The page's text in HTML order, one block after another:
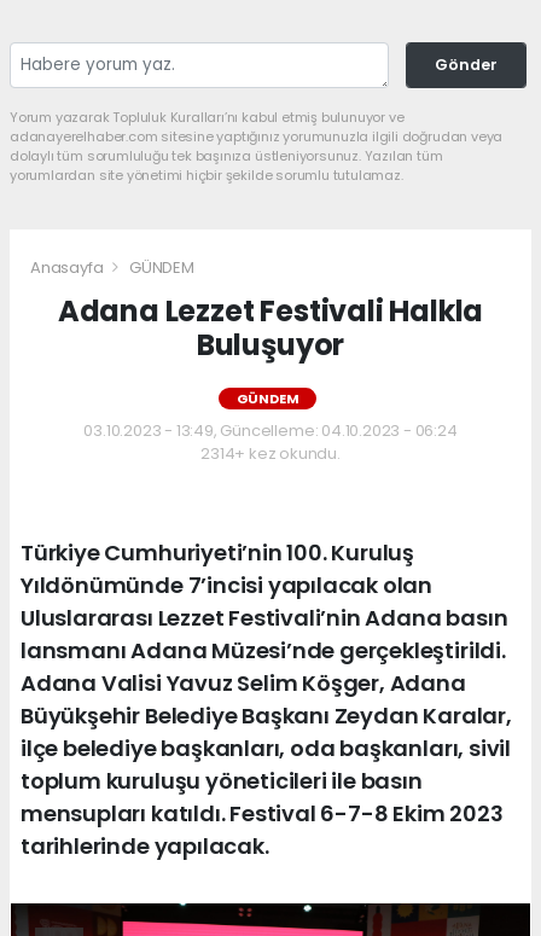
Gönder
Yorum yazarak Topluluk Kuralları’nı kabul etmiş bulunuyor ve
adanayerelhaber.com sitesine yaptığınız yorumunuzla ilgili doğrudan veya
dolaylı tüm sorumluluğu tek başınıza üstleniyorsunuz. Yazılan tüm
yorumlardan site yönetimi hiçbir şekilde sorumlu tutulamaz.
Anasayfa GÜNDEM
Adana Lezzet Festivali Halkla
Buluşuyor
GÜNDEM
03.10.2023 - 13:49, Güncelleme: 04.10.2023 - 06:24
2314+ kez okundu.
Türkiye Cumhuriyeti’nin 100. Kuruluş
Yıldönümünde 7’incisi yapılacak olan
Uluslararası Lezzet Festivali’nin Adana basın
lansmanı Adana Müzesi’nde gerçekleştirildi.
Adana Valisi Yavuz Selim Köşger, Adana
Büyükşehir Belediye Başkanı Zeydan Karalar,
ilçe belediye başkanları, oda başkanları, sivil
toplum kuruluşu yöneticileri ile basın
mensupları katıldı. Festival 6-7-8 Ekim 2023
tarihlerinde yapılacak.